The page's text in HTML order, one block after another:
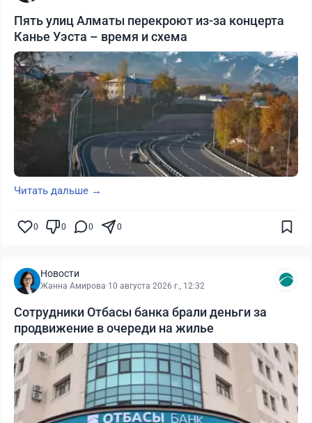
Пять улиц Алматы перекроют из-за концерта
Канье Уэста – время и схема
Читать дальше →
0 0 0 0
Новости
Жанна Амирова·10 августа 2026 г., 12:32
Сотрудники Отбасы банка брали деньги за
продвижение в очереди на жилье